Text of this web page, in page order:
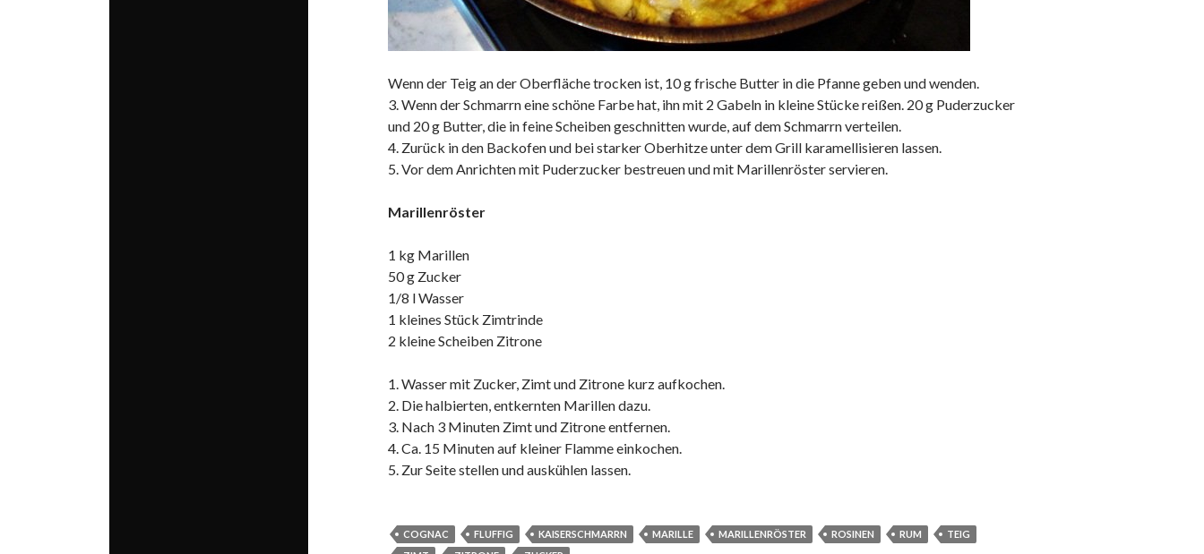
Wenn der Teig an der Oberfläche trocken ist, 10 g frische Butter in die Pfanne geben und wenden.
3. Wenn der Schmarrn eine schöne Farbe hat, ihn mit 2 Gabeln in kleine Stücke reißen. 20 g Puderzucker
und 20 g Butter, die in feine Scheiben geschnitten wurde, auf dem Schmarrn verteilen.
4. Zurück in den Backofen und bei starker Oberhitze unter dem Grill karamellisieren lassen.
5. Vor dem Anrichten mit Puderzucker bestreuen und mit Marillenröster servieren.
Marillenröster
1 kg Marillen
50 g Zucker
1/8 l Wasser
1 kleines Stück Zimtrinde
2 kleine Scheiben Zitrone
1. Wasser mit Zucker, Zimt und Zitrone kurz aufkochen.
2. Die halbierten, entkernten Marillen dazu.
3. Nach 3 Minuten Zimt und Zitrone entfernen.
4. Ca. 15 Minuten auf kleiner Flamme einkochen.
5. Zur Seite stellen und auskühlen lassen.
COGNAC FLUFFIG KAISERSCHMARRN MARILLE MARILLENRÖSTER ROSINEN RUM
TEIG